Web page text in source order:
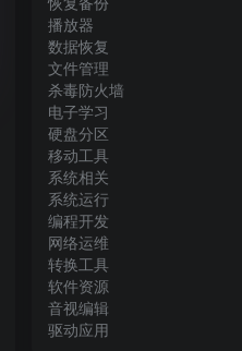
播放器
数据恢复
文件管理
杀毒防火墙
电子学习
硬盘分区
移动工具
系统相关
系统运行
编程开发
网络运维
转换工具
软件资源
音视编辑
驱动应用